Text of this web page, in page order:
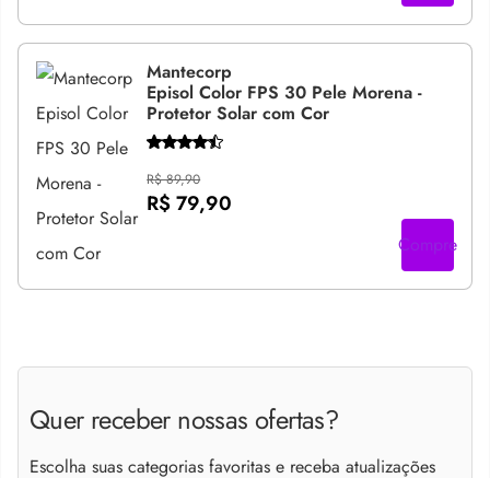
Mantecorp
Episol Color FPS 30 Pele Morena -
Protetor Solar com Cor
R$ 89,90
R$ 79,90
Compre
Quer receber nossas ofertas?
Escolha suas categorias favoritas e receba atualizações